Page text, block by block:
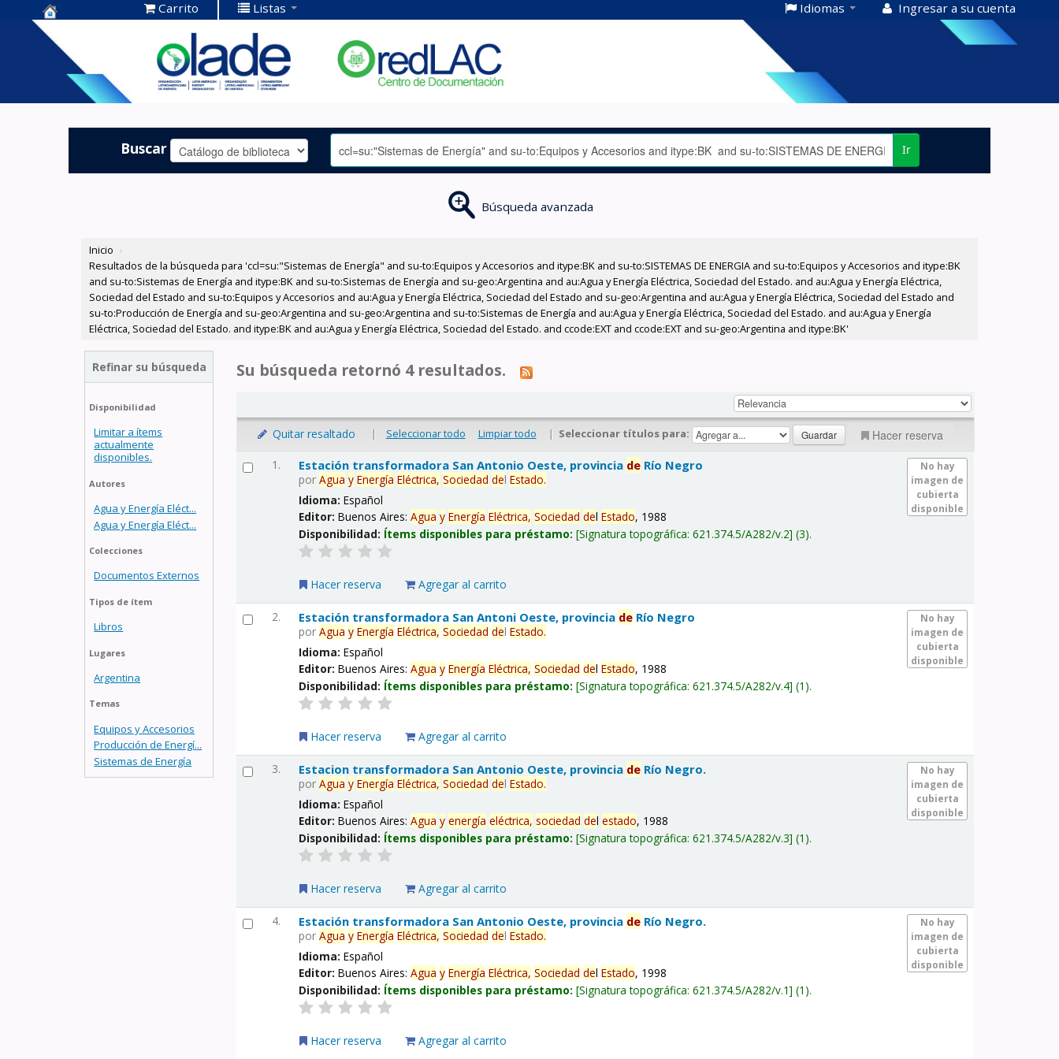
Centro de
Documentación
OLADE -
Carrito Listas Idiomas Ingresar a su cuenta
Buscar Ir
Búsqueda avanzada
Inicio ›
Resultados de la búsqueda para 'ccl=su:"Sistemas de Energía" and su-to:Equipos y Accesorios and itype:BK and su-to:SISTEMAS DE ENERGIA and su-to:Equipos y Accesorios and itype:BK
and su-to:Sistemas de Energía and itype:BK and su-to:Sistemas de Energía and su-geo:Argentina and au:Agua y Energía Eléctrica, Sociedad del Estado. and au:Agua y Energía Eléctrica,
Sociedad del Estado and su-to:Equipos y Accesorios and au:Agua y Energía Eléctrica, Sociedad del Estado and su-geo:Argentina and au:Agua y Energía Eléctrica, Sociedad del Estado and
su-to:Producción de Energía and su-geo:Argentina and su-geo:Argentina and su-to:Sistemas de Energía and au:Agua y Energía Eléctrica, Sociedad del Estado. and au:Agua y Energía
Eléctrica, Sociedad del Estado. and itype:BK and au:Agua y Energía Eléctrica, Sociedad del Estado. and ccode:EXT and ccode:EXT and su-geo:Argentina and itype:BK'
Refinar su búsqueda
Disponibilidad
Limitar a ítems
actualmente
disponibles.
Autores
Agua y Energía Eléct...
Agua y Energía Eléct...
Colecciones
Documentos Externos
Tipos de ítem
Libros
Lugares
Argentina
Temas
Equipos y Accesorios
Producción de Energí...
Sistemas de Energía
Su búsqueda retornó 4 resultados.
Quitar resaltado | Seleccionar todo Limpiar todo | Seleccionar títulos para: Hacer reserva
1.
No hay
imagen de
cubierta
disponible
Estación transformadora San Antonio Oeste, provincia de Río Negro
porAgua y Energía Eléctrica, Sociedad delEstado.
Idioma:Español
Editor:Buenos Aires:Agua y Energía Eléctrica, Sociedad delEstado, 1988
Disponibilidad: Ítems disponibles para préstamo: Signatura topográfica:621.374.5/A282/v.2 (3).
Hacer reserva Agregar al carrito
2.
No hay
imagen de
cubierta
disponible
Estación transformadora San Antoni Oeste, provincia de Río Negro
porAgua y Energía Eléctrica, Sociedad delEstado.
Idioma:Español
Editor:Buenos Aires:Agua y Energía Eléctrica, Sociedad delEstado, 1988
Disponibilidad: Ítems disponibles para préstamo: Signatura topográfica:621.374.5/A282/v.4 (1).
Hacer reserva Agregar al carrito
3.
No hay
imagen de
cubierta
disponible
Estacion transformadora San Antonio Oeste, provincia de Río Negro.
porAgua y Energía Eléctrica, Sociedad delEstado.
Idioma:Español
Editor:Buenos Aires:Agua y energía eléctrica, sociedad delestado, 1988
Disponibilidad: Ítems disponibles para préstamo: Signatura topográfica:621.374.5/A282/v.3 (1).
Hacer reserva Agregar al carrito
4.
No hay
imagen de
cubierta
disponible
Estación transformadora San Antonio Oeste, provincia de Río Negro.
porAgua y Energía Eléctrica, Sociedad delEstado.
Idioma:Español
Editor:Buenos Aires:Agua y Energía Eléctrica, Sociedad delEstado, 1998
Disponibilidad: Ítems disponibles para préstamo: Signatura topográfica:621.374.5/A282/v.1 (1).
Hacer reserva Agregar al carrito